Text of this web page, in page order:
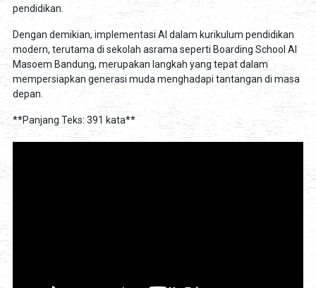
pendidikan.
Dengan demikian, implementasi AI dalam kurikulum pendidikan
modern, terutama di sekolah asrama seperti Boarding School Al
Masoem Bandung, merupakan langkah yang tepat dalam
mempersiapkan generasi muda menghadapi tantangan di masa
depan.
**Panjang Teks: 391 kata**